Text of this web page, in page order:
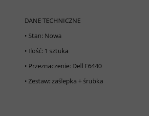
DANE TECHNICZNE
• Stan: Nowa
• Ilość: 1 sztuka
• Przeznaczenie: Dell E6440
• Zestaw: zaślepka + śrubka